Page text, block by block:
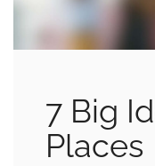
7 Big
Places